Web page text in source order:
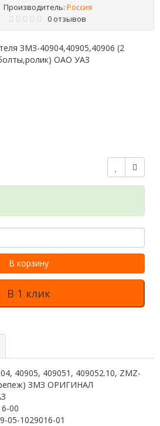
Производитель: Россия
0 отзывов
В корзину
В 1 клик
40905, 409051, 409052.10, ZMZ-
ЗМЗ ОРИГИНАЛ
00
05-1029016-01